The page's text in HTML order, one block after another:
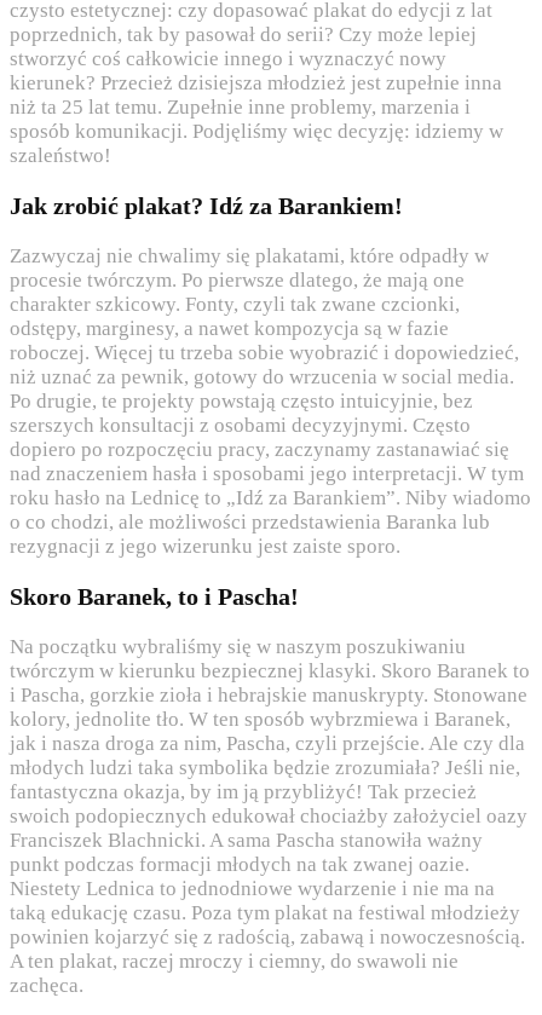
czysto estetycznej: czy dopasować plakat do edycji z lat
poprzednich, tak by pasował do serii? Czy może lepiej
stworzyć coś całkowicie innego i wyznaczyć nowy
kierunek? Przecież dzisiejsza młodzież jest zupełnie inna
niż ta 25 lat temu. Zupełnie inne problemy, marzenia i
sposób komunikacji. Podjęliśmy więc decyzję: idziemy w
szaleństwo!
Jak zrobić plakat? Idź za Barankiem!
Zazwyczaj nie chwalimy się plakatami, które odpadły w
procesie twórczym. Po pierwsze dlatego, że mają one
charakter szkicowy. Fonty, czyli tak zwane czcionki,
odstępy, marginesy, a nawet kompozycja są w fazie
roboczej. Więcej tu trzeba sobie wyobrazić i dopowiedzieć,
niż uznać za pewnik, gotowy do wrzucenia w social media.
Po drugie, te projekty powstają często intuicyjnie, bez
szerszych konsultacji z osobami decyzyjnymi. Często
dopiero po rozpoczęciu pracy, zaczynamy zastanawiać się
nad znaczeniem hasła i sposobami jego interpretacji. W tym
roku hasło na Lednicę to „Idź za Barankiem”. Niby wiadomo
o co chodzi, ale możliwości przedstawienia Baranka lub
rezygnacji z jego wizerunku jest zaiste sporo.
Skoro Baranek, to i Pascha!
Na początku wybraliśmy się w naszym poszukiwaniu
twórczym w kierunku bezpiecznej klasyki. Skoro Baranek to
i Pascha, gorzkie zioła i hebrajskie manuskrypty. Stonowane
kolory, jednolite tło. W ten sposób wybrzmiewa i Baranek,
jak i nasza droga za nim, Pascha, czyli przejście. Ale czy dla
młodych ludzi taka symbolika będzie zrozumiała? Jeśli nie,
fantastyczna okazja, by im ją przybliżyć! Tak przecież
swoich podopiecznych edukował chociażby założyciel oazy
Franciszek Blachnicki. A sama Pascha stanowiła ważny
punkt podczas formacji młodych na tak zwanej oazie.
Niestety Lednica to jednodniowe wydarzenie i nie ma na
taką edukację czasu. Poza tym plakat na festiwal młodzieży
powinien kojarzyć się z radością, zabawą i nowoczesnością.
A ten plakat, raczej mroczy i ciemny, do swawoli nie
zachęca.